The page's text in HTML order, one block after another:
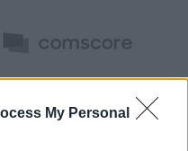
My Personal